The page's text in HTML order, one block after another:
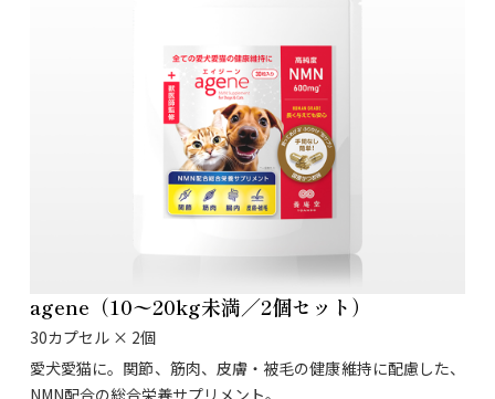
agene（10〜20kg未満／2個セット）
30カプセル × 2個
愛犬愛猫に。関節、筋肉、皮膚・被毛の健康維持に配慮した、
NMN配合の総合栄養サプリメント。